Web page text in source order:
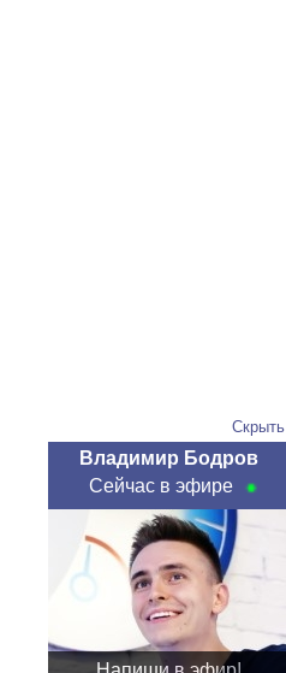
Скрыть
Владимир Бодров
Сейчас в эфире